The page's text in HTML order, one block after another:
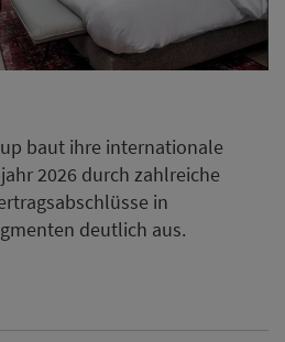
baut ihre internationale
2026 durch zahlreiche
in
deutlich aus.